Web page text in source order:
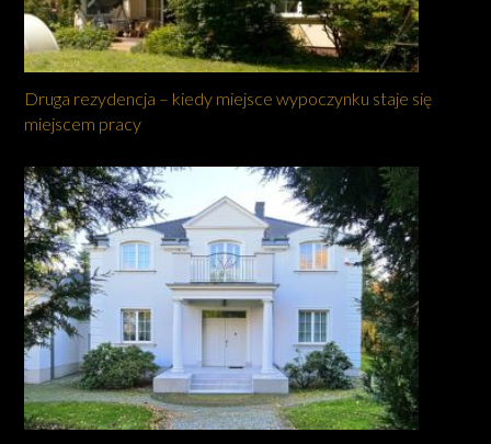
Druga rezydencja – kiedy miejsce wypoczynku staje się
miejscem pracy